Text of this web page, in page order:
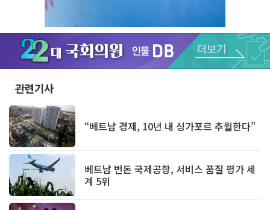
Unmute
관련기사
“베트남 경제, 10년 내 싱가포르 추월한다”
베트남 번돈 국제공항, 서비스 품질 평가 세
계 5위